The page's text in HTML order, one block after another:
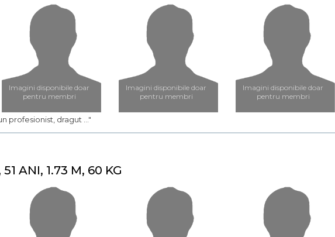
Imagini disponibile doar
pentru membri
Imagini disponibile doar
pentru membri
Imagini disponibile doar
pentru membri
profesionist, dragut ..."
ANI, 1.73 M, 60 KG